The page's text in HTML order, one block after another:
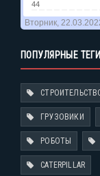
ПОПУЛЯРНЫЕ ТЕГИ
ГРУЗОВИКИ
РОБОТЫ
CATERPILLAR